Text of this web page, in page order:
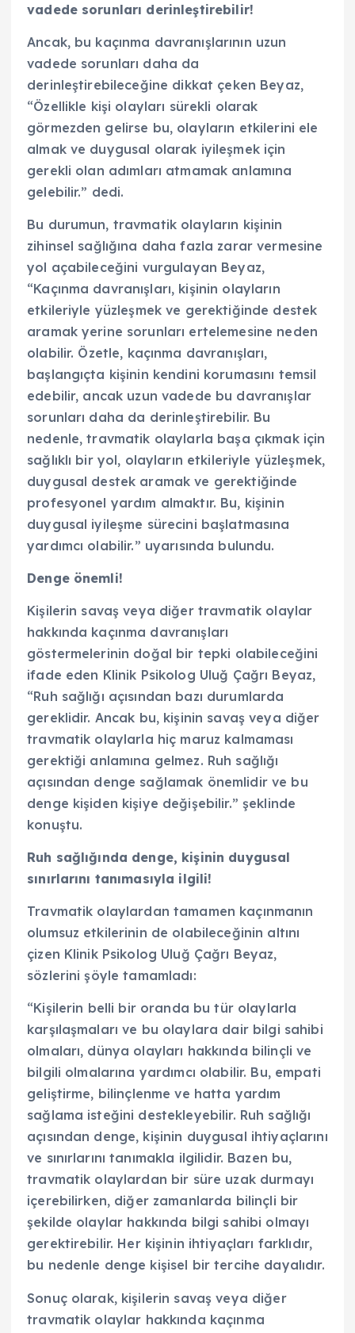
vadede sorunları derinleştirebilir!
Ancak, bu kaçınma davranışlarının uzun
vadede sorunları daha da
derinleştirebileceğine dikkat çeken Beyaz,
“Özellikle kişi olayları sürekli olarak
görmezden gelirse bu, olayların etkilerini ele
almak ve duygusal olarak iyileşmek için
gerekli olan adımları atmamak anlamına
gelebilir.” dedi.
Bu durumun, travmatik olayların kişinin
zihinsel sağlığına daha fazla zarar vermesine
yol açabileceğini vurgulayan Beyaz,
“Kaçınma davranışları, kişinin olayların
etkileriyle yüzleşmek ve gerektiğinde destek
aramak yerine sorunları ertelemesine neden
olabilir. Özetle, kaçınma davranışları,
başlangıçta kişinin kendini korumasını temsil
edebilir, ancak uzun vadede bu davranışlar
sorunları daha da derinleştirebilir. Bu
nedenle, travmatik olaylarla başa çıkmak için
sağlıklı bir yol, olayların etkileriyle yüzleşmek,
duygusal destek aramak ve gerektiğinde
profesyonel yardım almaktır. Bu, kişinin
duygusal iyileşme sürecini başlatmasına
yardımcı olabilir.” uyarısında bulundu.
Denge önemli!
Kişilerin savaş veya diğer travmatik olaylar
hakkında kaçınma davranışları
göstermelerinin doğal bir tepki olabileceğini
ifade eden Klinik Psikolog Uluğ Çağrı Beyaz,
“Ruh sağlığı açısından bazı durumlarda
gereklidir. Ancak bu, kişinin savaş veya diğer
travmatik olaylarla hiç maruz kalmaması
gerektiği anlamına gelmez. Ruh sağlığı
açısından denge sağlamak önemlidir ve bu
denge kişiden kişiye değişebilir.” şeklinde
konuştu.
Ruh sağlığında denge, kişinin duygusal
sınırlarını tanımasıyla ilgili!
Travmatik olaylardan tamamen kaçınmanın
olumsuz etkilerinin de olabileceğinin altını
çizen Klinik Psikolog Uluğ Çağrı Beyaz,
sözlerini şöyle tamamladı:
“Kişilerin belli bir oranda bu tür olaylarla
karşılaşmaları ve bu olaylara dair bilgi sahibi
olmaları, dünya olayları hakkında bilinçli ve
bilgili olmalarına yardımcı olabilir. Bu, empati
geliştirme, bilinçlenme ve hatta yardım
sağlama isteğini destekleyebilir. Ruh sağlığı
açısından denge, kişinin duygusal ihtiyaçlarını
ve sınırlarını tanımakla ilgilidir. Bazen bu,
travmatik olaylardan bir süre uzak durmayı
içerebilirken, diğer zamanlarda bilinçli bir
şekilde olaylar hakkında bilgi sahibi olmayı
gerektirebilir. Her kişinin ihtiyaçları farklıdır,
bu nedenle denge kişisel bir tercihe dayalıdır.
Sonuç olarak, kişilerin savaş veya diğer
travmatik olaylar hakkında kaçınma